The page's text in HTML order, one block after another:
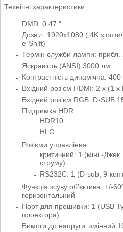
Технічні характеристики
DMD: 0.47 "
Дозвіл: 1920x1080 ( 4K з
e-Shift)
Термін служби лампи: прибл.
Яскравість (ANSI) 3000 лм
Контрастність динамічна: 400
Вхідний роз'єм HDMI: 2 x (1
Вхідний роз'єм RGB: D-SUB
Підтримка HDR:
HDR10
HLG
Роз'єми управління:
критичний: 1 (міні -
струму)
RS232C: 1 (D-sub, 9-
Функція зсуву об'єктива: +/-
горизонтальний
Порт для прошивки: 1 (USB
проектора)
Вимоги до напруги: змінний